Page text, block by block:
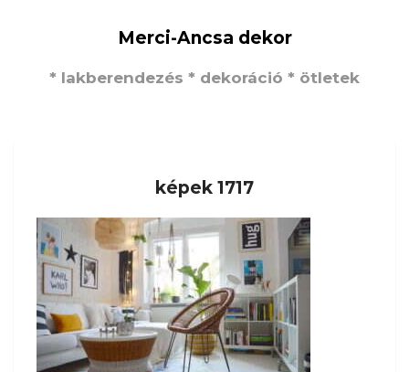
Merci-Ancsa dekor
* lakberendezés * dekoráció * ötletek
képek 1717